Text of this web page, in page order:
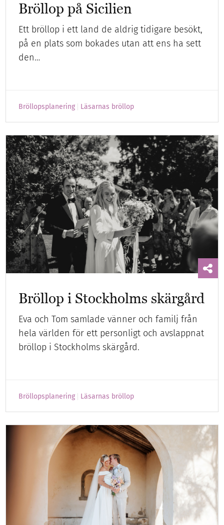
Bröllop på Sicilien
Ett bröllop i ett land de aldrig tidigare besökt,
på en plats som bokades utan att ens ha sett
den…
Bröllopsplanering Läsarnas bröllop
Bröllop i Stockholms skärgård
Eva och Tom samlade vänner och familj från
hela världen för ett personligt och avslappnat
bröllop i Stockholms skärgård.
Bröllopsplanering Läsarnas bröllop